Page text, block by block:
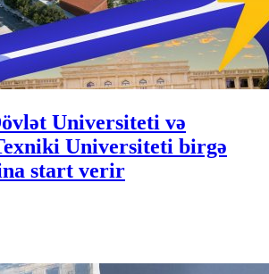
Universiteti və
Universiteti birgə
start verir